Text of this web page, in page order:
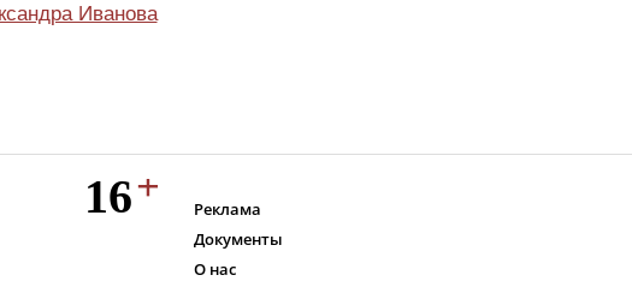
Иванова
Реклама
Документы
О нас